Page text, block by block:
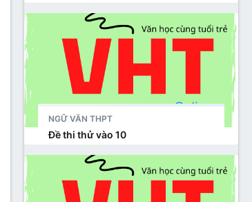
NGỮ VĂN THPT
Đề thi thử vào 10